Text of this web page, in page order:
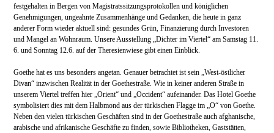
festgehalten in Bergen von Magistratssitzungsprotokollen und königlichen
Genehmigungen, ungeahnte Zusammenhänge und Gedanken, die heute in ganz
anderer Form wieder aktuell sind: gesundes Grün, Finanzierung durch Investoren
und Mangel an Wohnraum. Unsere Ausstellung „Dichter im Viertel“ am Samstag 11.
6. und Sonntag 12.6. auf der Theresienwiese gibt einen Einblick.
Goethe hat es uns besonders angetan. Genauer betrachtet ist sein „West-östlicher
Divan“ inzwischen Realität in der Goethestraße. Wie in keiner anderen Straße in
unserem Viertel treffen hier „Orient“ und „Occident“ aufeinander. Das Hotel Goethe
symbolisiert dies mit dem Halbmond aus der türkischen Flagge im „O“ von Goethe.
Neben den vielen türkischen Geschäften sind in der Goethestraße auch afghanische,
arabische und afrikanische Geschäfte zu finden, sowie Bibliotheken, Gaststätten,